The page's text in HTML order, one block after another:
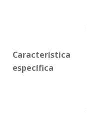
Característica
específica